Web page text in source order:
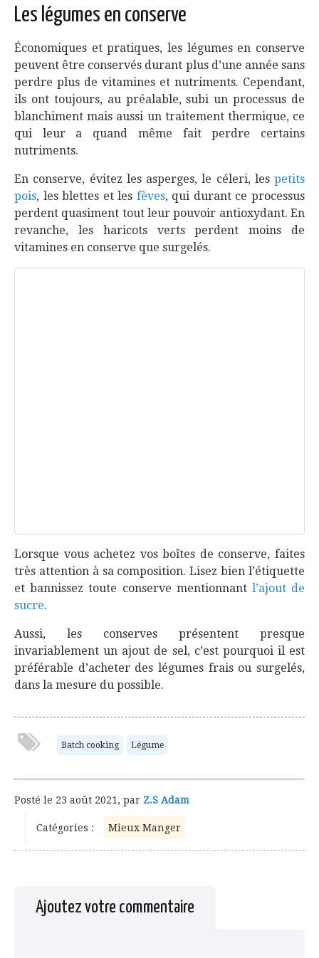
Les légumes en conserve
Économiques et pratiques, les légumes en conserve
peuvent être conservés durant plus d’une année sans
perdre plus de vitamines et nutriments. Cependant,
ils ont toujours, au préalable, subi un processus de
blanchiment mais aussi un traitement thermique, ce
qui leur a quand même fait perdre certains
nutriments.
En conserve, évitez les asperges, le céleri, les petits
pois, les blettes et les fèves, qui durant ce processus
perdent quasiment tout leur pouvoir antioxydant. En
revanche, les haricots verts perdent moins de
vitamines en conserve que surgelés.
Lorsque vous achetez vos boîtes de conserve, faites
très attention à sa composition. Lisez bien l’étiquette
et bannissez toute conserve mentionnant l’ajout de
sucre.
Aussi, les conserves présentent presque
invariablement un ajout de sel, c’est pourquoi il est
préférable d’acheter des légumes frais ou surgelés,
dans la mesure du possible.
Batch cooking Légume
Posté le 23 août 2021, par Z.S Adam
Catégories : Mieux Manger
Ajoutez votre commentaire